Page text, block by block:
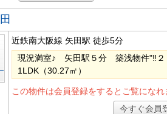
近鉄南大阪線 矢田駅 徒歩5分
現況満室♪ 矢田駅５分 築浅物件"‼
1LDK（30.27㎡）
この物件は会員登録をするとご覧になれ
今すぐ会員